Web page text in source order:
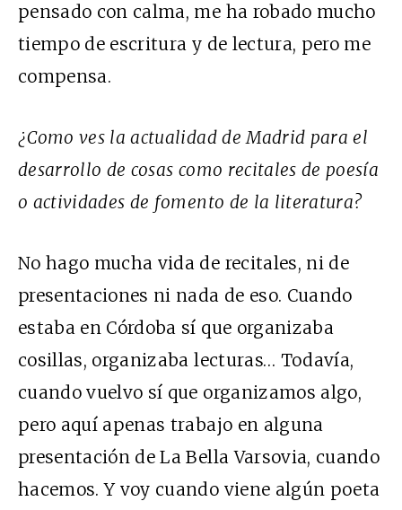
pensado con calma, me ha robado mucho
tiempo de escritura y de lectura, pero me
compensa.
¿Como ves la actualidad de Madrid para el
desarrollo de cosas como recitales de poesía
o actividades de fomento de la literatura?
No hago mucha vida de recitales, ni de
presentaciones ni nada de eso. Cuando
estaba en Córdoba sí que organizaba
cosillas, organizaba lecturas… Todavía,
cuando vuelvo sí que organizamos algo,
pero aquí apenas trabajo en alguna
presentación de La Bella Varsovia, cuando
hacemos. Y voy cuando viene algún poeta